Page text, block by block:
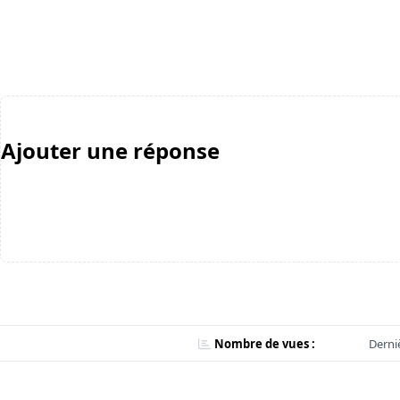
Ajouter une réponse
Nombre de vues :